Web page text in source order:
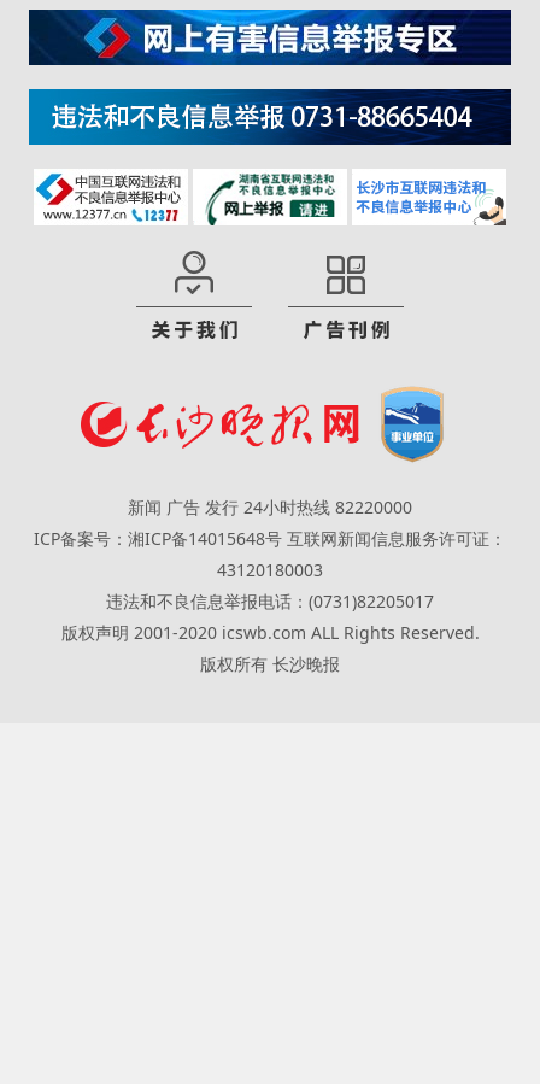
新闻 广告 发行 24小时热线 82220000
ICP备案号：湘ICP备14015648号 互联网新闻信息服务许可证：
43120180003
违法和不良信息举报电话：(0731)82205017
版权声明 2001-2020 icswb.com ALL Rights Reserved.
版权所有 长沙晚报